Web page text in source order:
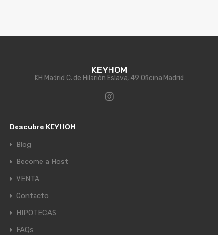
KEYHOM
KH Madrid C. de Hilarión Eslava, 49 Oficina Madrid
Descubre KEYHOM
Blog
Become a Host
VENTA
Contacto
HIPOTECAS
FAQs